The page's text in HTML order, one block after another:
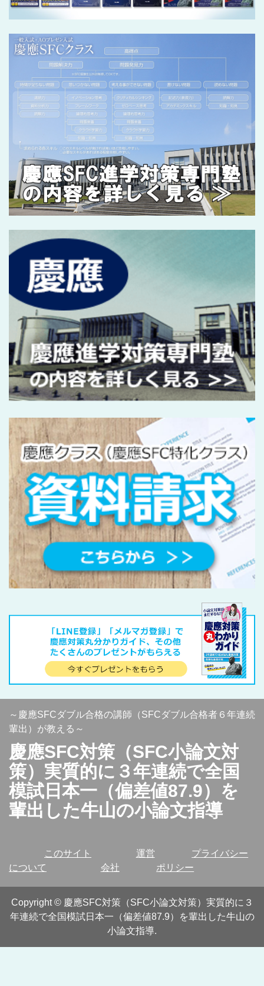
～慶應SFCダブル合格の講師（SFCダブル合格者６年連続
輩出）が教える～
慶應SFC対策（SFC小論文対
策）実質的に３年連続で全国
模試日本一（偏差値87.9）を
輩出した牛山の小論文指導
このサイト
について
運営
会社
プライバシー
ポリシー
Copyright© 慶應SFC対策（SFC小論文対策）実質的に３
年連続で全国模試日本一（偏差値87.9）を輩出した牛山の
小論文指導.